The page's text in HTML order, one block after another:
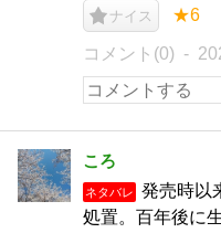
ナイス ★6
コメント(0)
ころ
ネタバレ
発売時以
処置。百年後に